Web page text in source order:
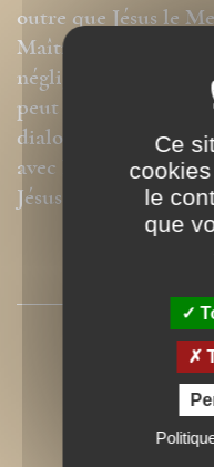
outre que Jésus le
Maître du Shabbat
négliger mais pour
peut lire cet
dialogue de Joseph
avec le rabbin Jacob
Jésus de Nazareth ».
Ce
le
que